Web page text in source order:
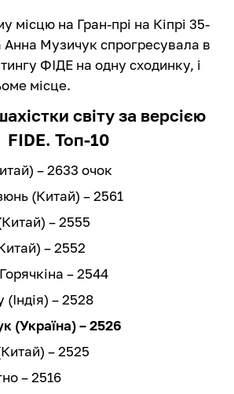
місцю на Гран-прі на Кіпрі 35-
Анна Музичук спрогресувала в
ФІДЕ на одну сходинку, і
місце.
світу за версією
FIDE. Топ-10
– 2633 очок
(Китай) – 2561
– 2555
– 2552
– 2544
(Індія) – 2528
(Україна) – 2526
– 2525
– 2516